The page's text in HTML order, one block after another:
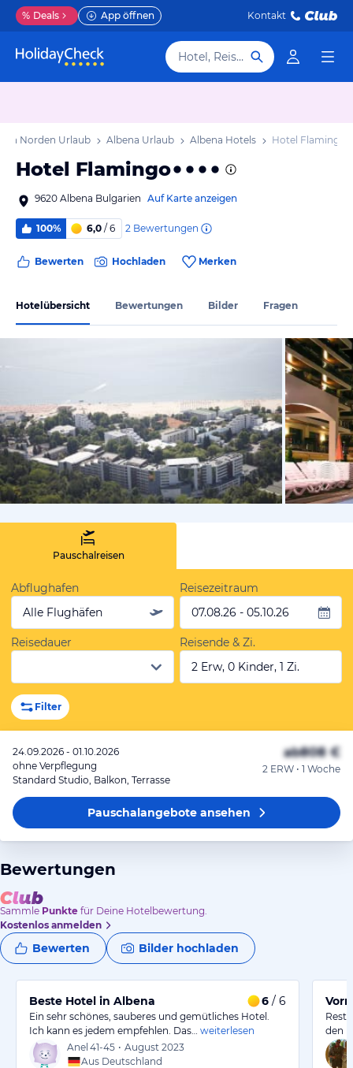
% Deals App öffnen Kontakt
Hotel, Reiseziel
Norden Urlaub Albena Urlaub Albena Hotels Hotel Flamingo
Hotel Flamingo
9620 Albena Bulgarien Auf Karte anzeigen
100% 6,0 / 6 2 Bewertungen
Bewerten Hochladen Merken
Hotelübersicht Bewertungen Bilder Fragen
vom
Pauschalreisen
Abflughafen
Alle Flughäfen
Reisezeitraum
07.08.26 - 05.10.26
Reisedauer
Reisende & Zi.
2 Erw, 0 Kinder, 1 Zi.
Filter
24.09.2026 - 01.10.2026
ohne Verpflegung
Standard Studio, Balkon, Terrasse
ab808 €
2 ERW • 1 Woche
Pauschalangeboteansehen
Bewertungen
Sammle Punkte für Deine Hotelbewertung.
Kostenlos anmelden
Bewerten Bilder hochladen
Beste Hotel in Albena 6 / 6
Ein sehr schönes, sauberes und gemütliches Hotel.
Ich kann es jedem empfehlen. Das…
weiterlesen
Anel 41-45 • August 2023
Aus Deutschland
den